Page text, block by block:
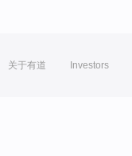
关于有道 Investors